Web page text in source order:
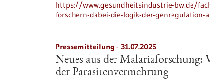
https://www.gesundheitsindustrie-bw.de/
forschern-dabei-die-logik-der-genregulation-
Pressemitteilung - 31.07.2026
Neues aus der Malariaforschung:
der Parasitenvermehrung